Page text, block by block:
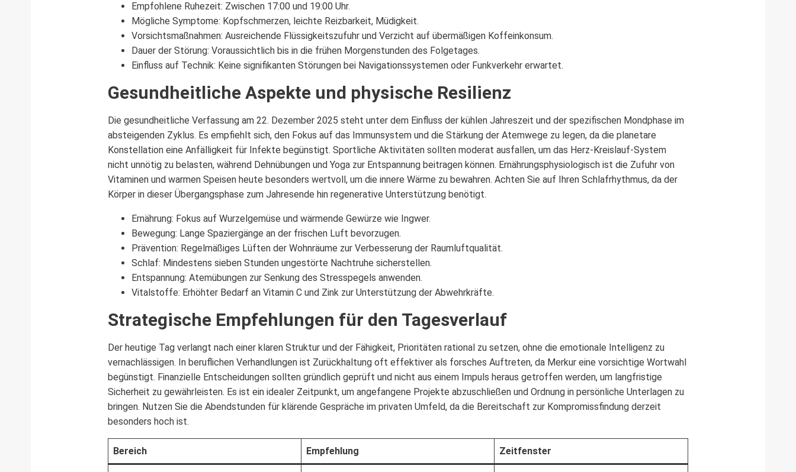
Empfohlene Ruhezeit: Zwischen 17:00 und 19:00 Uhr.
Mögliche Symptome: Kopfschmerzen, leichte Reizbarkeit, Müdigkeit.
Vorsichtsmaßnahmen: Ausreichende Flüssigkeitszufuhr und Verzicht auf übermäßigen Koffeinkonsum.
Dauer der Störung: Voraussichtlich bis in die frühen Morgenstunden des Folgetages.
Einfluss auf Technik: Keine signifikanten Störungen bei Navigationssystemen oder Funkverkehr erwartet.
Gesundheitliche Aspekte und physische Resilienz
Die gesundheitliche Verfassung am 22. Dezember 2025 steht unter dem Einfluss der kühlen Jahreszeit und der spezifischen Mondphase im
absteigenden Zyklus. Es empfiehlt sich, den Fokus auf das Immunsystem und die Stärkung der Atemwege zu legen, da die planetare
Konstellation eine Anfälligkeit für Infekte begünstigt. Sportliche Aktivitäten sollten moderat ausfallen, um das Herz-Kreislauf-System
nicht unnötig zu belasten, während Dehnübungen und Yoga zur Entspannung beitragen können. Ernährungsphysiologisch ist die Zufuhr von
Vitaminen und warmen Speisen heute besonders wertvoll, um die innere Wärme zu bewahren. Achten Sie auf Ihren Schlafrhythmus, da der
Körper in dieser Übergangsphase zum Jahresende hin regenerative Unterstützung benötigt.
Ernährung: Fokus auf Wurzelgemüse und wärmende Gewürze wie Ingwer.
Bewegung: Lange Spaziergänge an der frischen Luft bevorzugen.
Prävention: Regelmäßiges Lüften der Wohnräume zur Verbesserung der Raumluftqualität.
Schlaf: Mindestens sieben Stunden ungestörte Nachtruhe sicherstellen.
Entspannung: Atemübungen zur Senkung des Stresspegels anwenden.
Vitalstoffe: Erhöhter Bedarf an Vitamin C und Zink zur Unterstützung der Abwehrkräfte.
Strategische Empfehlungen für den Tagesverlauf
Der heutige Tag verlangt nach einer klaren Struktur und der Fähigkeit, Prioritäten rational zu setzen, ohne die emotionale Intelligenz zu
vernachlässigen. In beruflichen Verhandlungen ist Zurückhaltung oft effektiver als forsches Auftreten, da Merkur eine vorsichtige Wortwahl
begünstigt. Finanzielle Entscheidungen sollten gründlich geprüft und nicht aus einem Impuls heraus getroffen werden, um langfristige
Sicherheit zu gewährleisten. Es ist ein idealer Zeitpunkt, um angefangene Projekte abzuschließen und Ordnung in persönliche Unterlagen zu
bringen. Nutzen Sie die Abendstunden für klärende Gespräche im privaten Umfeld, da die Bereitschaft zur Kompromissfindung derzeit
besonders hoch ist.
Bereich Empfehlung Zeitfenster